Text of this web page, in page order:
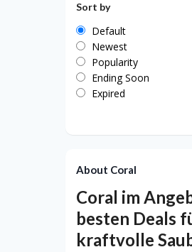
Sort by
Default
Newest
Popularity
Ending Soon
Expired
About Coral
Coral im
besten Deals
kraftvolle